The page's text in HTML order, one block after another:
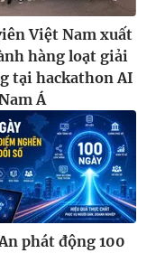
Việt Nam xuất
hàng loạt giải
tại hackathon AI
Á
phát động 100